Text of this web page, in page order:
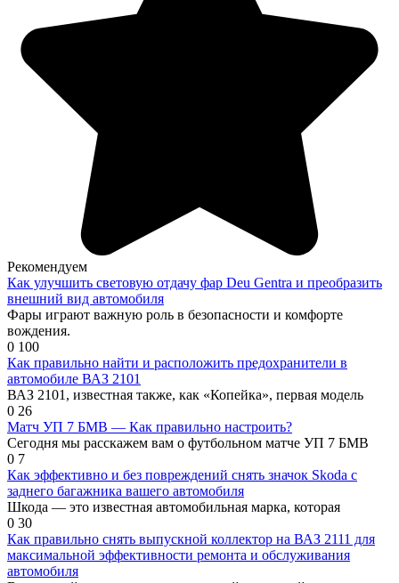
Рекомендуем
Как улучшить световую отдачу фар Deu Gentra и преобразить
внешний вид автомобиля
Фары играют важную роль в безопасности и комфорте
вождения.
0 100
Как правильно найти и расположить предохранители в
автомобиле ВАЗ 2101
ВАЗ 2101, известная также, как «Копейка», первая модель
0 26
Матч УП 7 БМВ — Как правильно настроить?
Сегодня мы расскажем вам о футбольном матче УП 7 БМВ
0 7
Как эффективно и без повреждений снять значок Skoda с
заднего багажника вашего автомобиля
Шкода — это известная автомобильная марка, которая
0 30
Как правильно снять выпускной коллектор на ВАЗ 2111 для
максимальной эффективности ремонта и обслуживания
автомобиля